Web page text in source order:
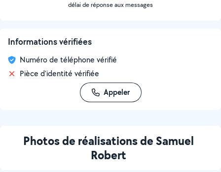
délai de réponse aux messages
Informations vérifiées
Numéro de téléphone vérifié
Pièce d'identité vérifiée
Appeler
Photos de réalisations de Samuel
Robert